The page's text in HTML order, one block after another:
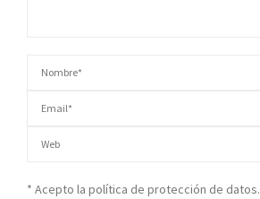
* Acepto la política de protección de datos.